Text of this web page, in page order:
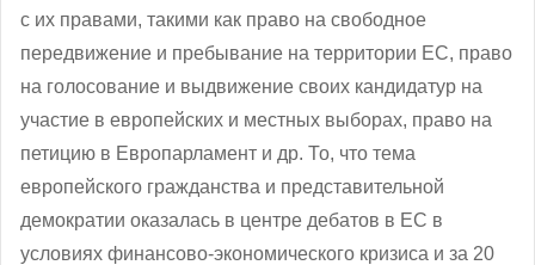
с их правами, такими как право на свободное
передвижение и пребывание на территории ЕС, право
на голосование и выдвижение своих кандидатур на
участие в европейских и местных выборах, право на
петицию в Европарламент и др. То, что тема
европейского гражданства и представительной
демократии оказалась в центре дебатов в ЕС в
условиях финансово-экономического кризиса и за 20